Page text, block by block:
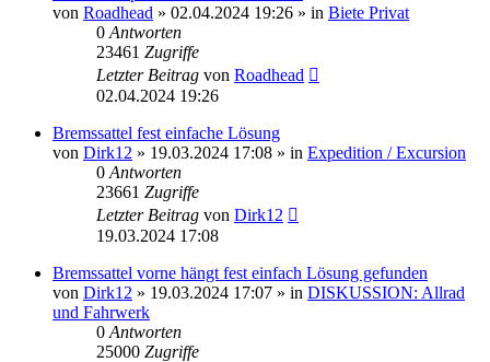
von Roadhead » 02.04.2024 19:26 » in Biete Privat
0 Antworten
23461 Zugriffe
Letzter Beitrag von Roadhead
02.04.2024 19:26
Bremssattel fest einfache Lösung
von Dirk12 » 19.03.2024 17:08 » in Expedition / Excursion
0 Antworten
23661 Zugriffe
Letzter Beitrag von Dirk12
19.03.2024 17:08
Bremssattel vorne hängt fest einfach Lösung gefunden
von Dirk12 » 19.03.2024 17:07 » in DISKUSSION: Allrad
und Fahrwerk
0 Antworten
25000 Zugriffe